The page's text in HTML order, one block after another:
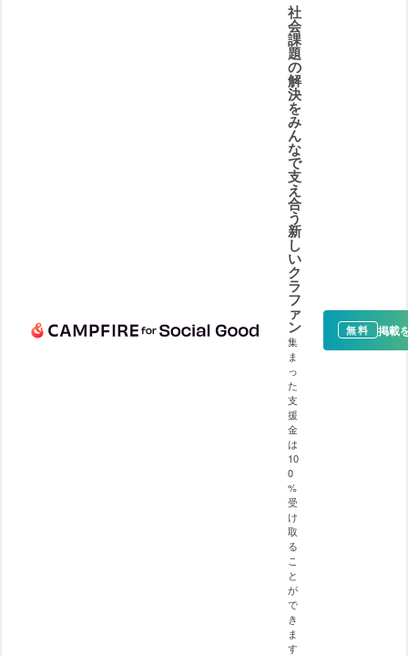
社
会
課
題
の
解
決
を
み
ん
な
で
支
え
合
う
新
し
い
ク
ラ
フ
ァ
ン
集
ま
っ
た
支
援
金
は
10
0
%
受
け
取
る
こ
と
が
で
き
ま
す
無料 掲載